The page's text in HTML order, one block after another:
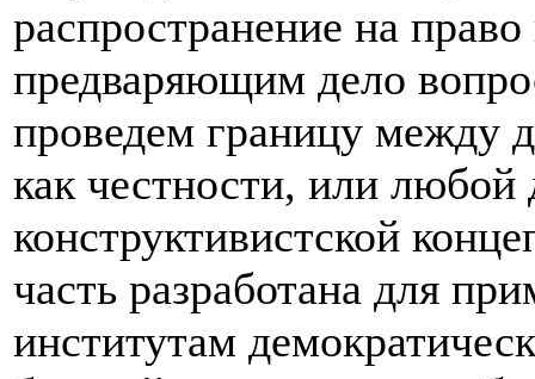
распространение на
предваряющим дело
проведем границу между
как честности, или любой
конструктивистской
часть разработана для
институтам